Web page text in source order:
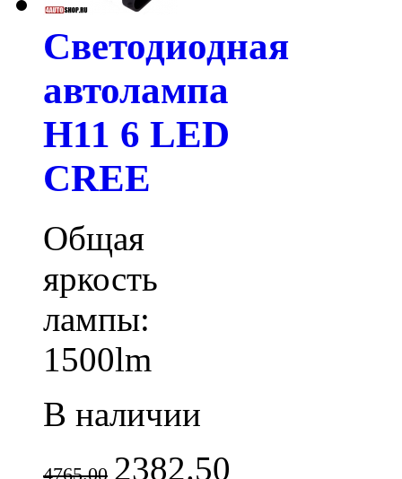
Светодиодная
автолампа
H11 6 LED
CREE
Общая
яркость
лампы:
1500lm
В наличии
4765.00 2382.50